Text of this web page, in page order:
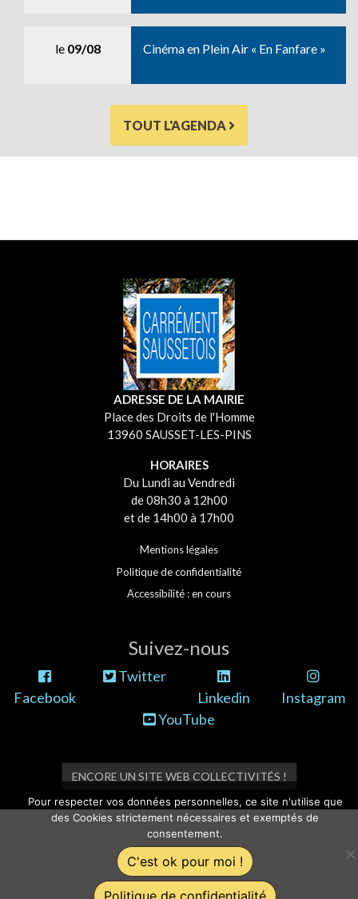
le 09/08 Cinéma en Plein Air « En Fanfare »
TOUT L'AGENDA
ADRESSE DE LA MAIRIE
Place des Droits de l'Homme
13960 SAUSSET-LES-PINS
HORAIRES
Du Lundi au Vendredi
de 08h30 à 12h00
et de 14h00 à 17h00
Mentions légales
Politique de confidentialité
Accessibilité : en cours
Suivez-nous
Facebook
Twitter
Linkedin
Instagram
YouTube
ENCORE UN SITE WEB COLLECTIVITÉS !
Pour respecter vos données personnelles, ce site n'utilise que
des Cookies strictement nécessaires et exemptés de
consentement.
C'est ok pour moi !
Politique de confidentialité